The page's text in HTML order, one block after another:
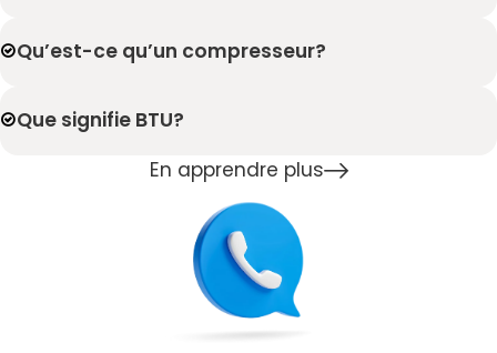
En apprendre plus
Qu’est-ce qu’un compresseur?
Que signifie BTU?